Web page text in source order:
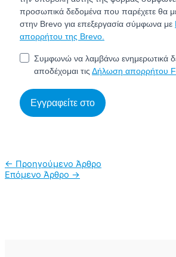
προσωπικά δεδομένα που παρέχετε θα
στην Brevo για επεξεργασία σύμφωνα με
απορρήτου της Brevo.
Συμφωνώ να λαμβάνω ενημερωτικά
αποδέχομαι τις Δήλωση απορρήτου
Εγγραφείτε στο
← Προηγούμενο Άρθρο
Επόμενο Άρθρο →